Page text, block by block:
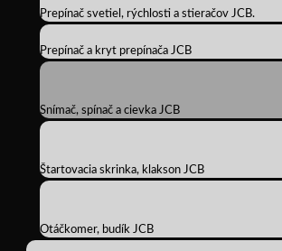
Prepínač svetiel, rýchlosti a stieračov JCB.
Prepínač a kryt prepínača JCB
Snímač, spínač a cievka JCB
Štartovacia skrinka, klakson JCB
Otáčkomer, budík JCB